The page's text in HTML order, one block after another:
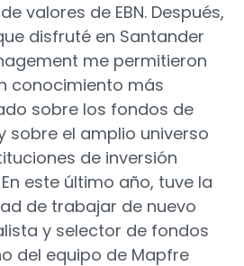
valores de EBN. Después,
disfruté en Santander
me permitieron
conocimiento más
sobre los fondos de
sobre el amplio universo
de inversión
este último año, tuve la
de trabajar de nuevo
y selector de fondos
del equipo de Mapfre